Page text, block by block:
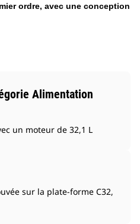
ordre, avec une conception
Alimentation
un moteur de 32,1 L
sur la plate-forme C32,